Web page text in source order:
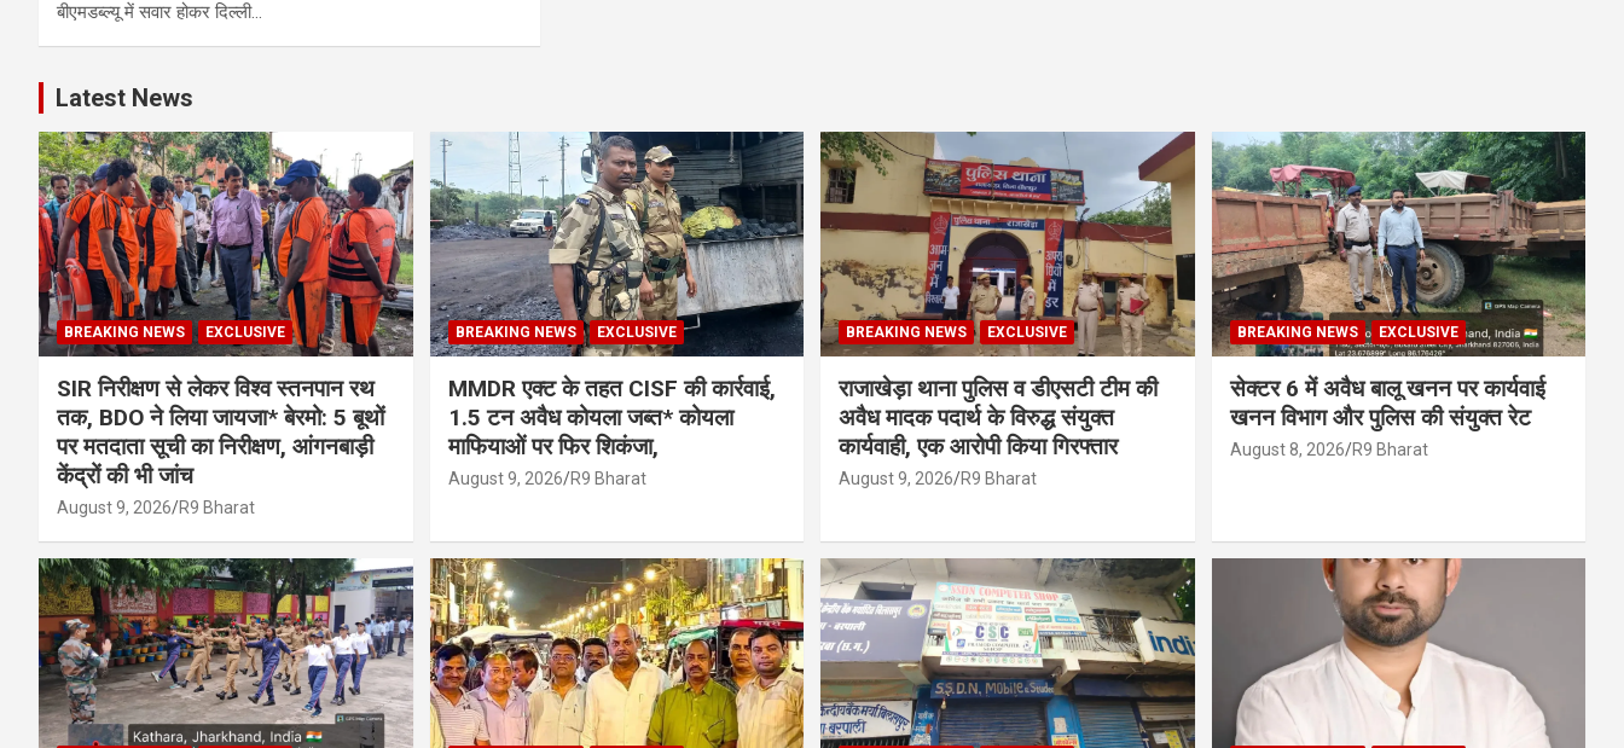
बीएमडब्ल्यू में सवार होकर दिल्ली…
Latest News
BREAKING NEWS EXCLUSIVE
SIR निरीक्षण से लेकर विश्व स्तनपान रथ
तक, BDO ने लिया जायजा* बेरमो: 5 बूथों
पर मतदाता सूची का निरीक्षण, आंगनबाड़ी
केंद्रों की भी जांच
August 9, 2026 R9 Bharat
BREAKING NEWS EXCLUSIVE
MMDR एक्ट के तहत CISF की कार्रवाई,
1.5 टन अवैध कोयला जब्त* कोयला
माफियाओं पर फिर शिकंजा,
August 9, 2026 R9 Bharat
BREAKING NEWS EXCLUSIVE
राजाखेड़ा थाना पुलिस व डीएसटी टीम की
अवैध मादक पदार्थ के विरुद्ध संयुक्त
कार्यवाही, एक आरोपी किया गिरफ्तार
August 9, 2026 R9 Bharat
BREAKING NEWS EXCLUSIVE
सेक्टर 6 में अवैध बालू खनन पर कार्यवाई
खनन विभाग और पुलिस की संयुक्त रेट
August 8, 2026 R9 Bharat